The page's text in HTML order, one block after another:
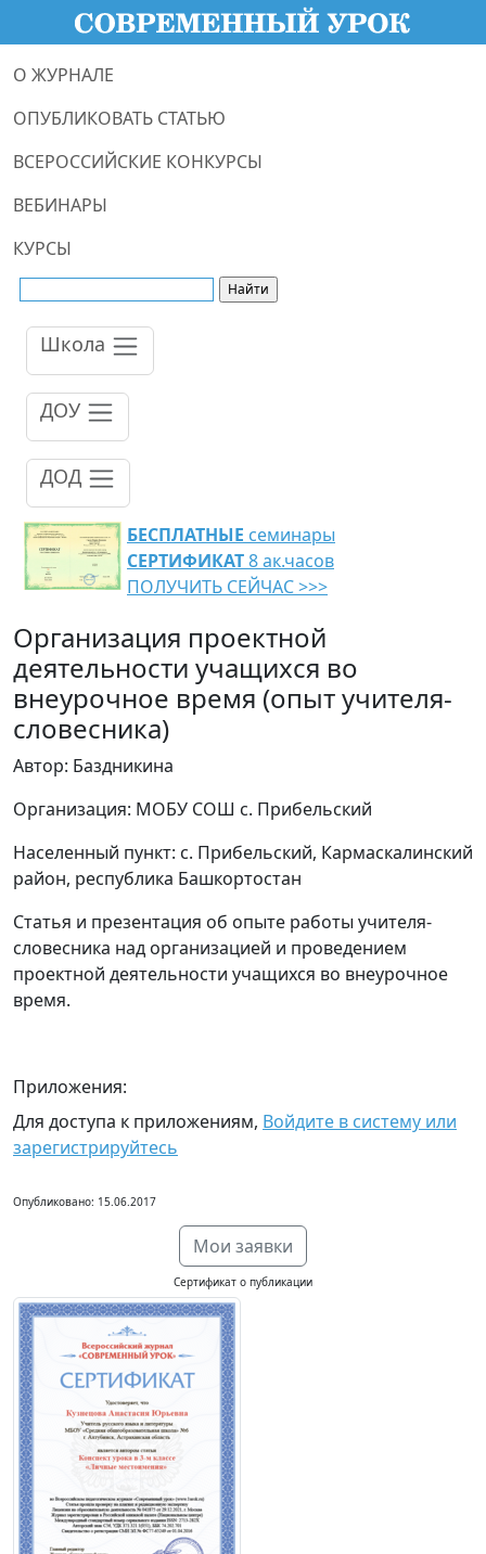
О ЖУРНАЛЕ
ОПУБЛИКОВАТЬ СТАТЬЮ
ВСЕРОССИЙСКИЕ КОНКУРСЫ
ВЕБИНАРЫ
КУРСЫ
Школа
ДОУ
ДОД
БЕСПЛАТНЫЕ семинары
СЕРТИФИКАТ8 ак.часов
ПОЛУЧИТЬ СЕЙЧАС >>>
Организация проектной
деятельности учащихся во
внеурочное время (опыт учителя-
словесника)
Автор: Баздникина
Организация: МОБУ СОШ с. Прибельский
Населенный пункт: с. Прибельский, Кармаскалинский
район, республика Башкортостан
Статья и презентация об опыте работы учителя-
словесника над организацией и проведением
проектной деятельности учащихся во внеурочное
время.
Приложения:
Для доступа к приложениям, Войдите в систему или
зарегистрируйтесь
Опубликовано: 15.06.2017
Мои заявки
Сертификат о публикации